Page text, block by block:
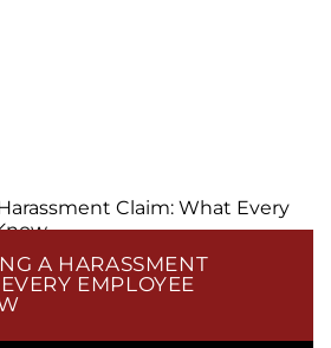
A HARASSMENT
EMPLOYEE